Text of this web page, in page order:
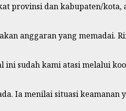
provinsi dan kabupaten/kota,
anggaran yang memadai.
ini sudah kami atasi melalui
Ia menilai situasi keamanan